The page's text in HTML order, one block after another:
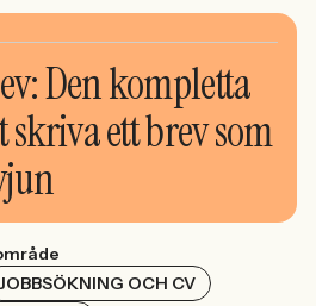
Den kompletta
ett brev som
JOBBSÖKNING OCH CV